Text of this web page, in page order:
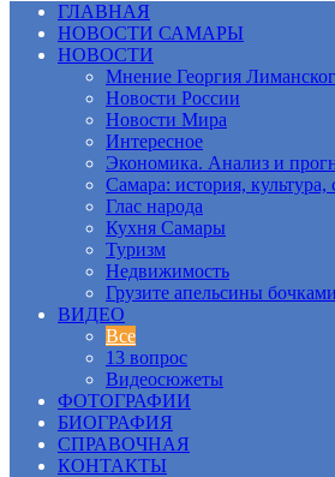
ГЛАВНАЯ
НОВОСТИ САМАРЫ
НОВОСТИ
Мнение Георгия
Новости России
Новости Мира
Интересное
Экономика. Анализ и
Самара: история, культура,
Глас народа
Кухня Самары
Туризм
Недвижимость
Грузите апельсины бочками
ВИДЕО
Все
13 вопрос
Видеосюжеты
ФОТОГРАФИИ
БИОГРАФИЯ
СПРАВОЧНАЯ
КОНТАКТЫ